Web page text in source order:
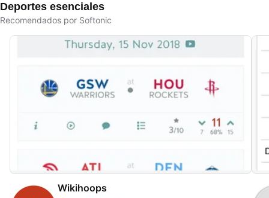
Deportes esenciales
Recomendados por Softonic
Wikihoops